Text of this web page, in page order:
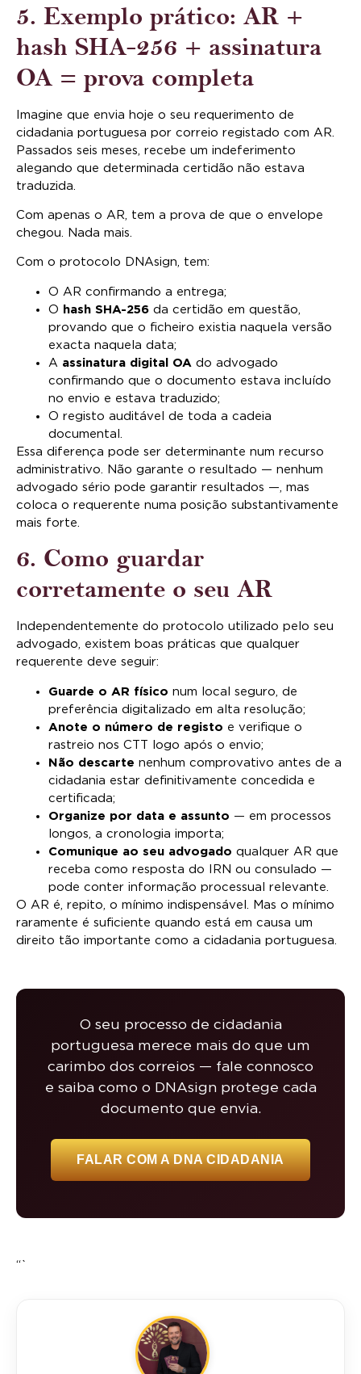
5. Exemplo prático: AR +
hash SHA-256 + assinatura
OA = prova completa
Imagine que envia hoje o seu requerimento de
cidadania portuguesa por correio registado com AR.
Passados seis meses, recebe um indeferimento
alegando que determinada certidão não estava
traduzida.
Com apenas o AR, tem a prova de que o envelope
chegou. Nada mais.
Com o protocolo DNAsign, tem:
O AR confirmando a entrega;
O hash SHA-256 da certidão em questão,
provando que o ficheiro existia naquela versão
exacta naquela data;
A assinatura digital OA do advogado
confirmando que o documento estava incluído
no envio e estava traduzido;
O registo auditável de toda a cadeia
documental.
Essa diferença pode ser determinante num recurso
administrativo. Não garante o resultado — nenhum
advogado sério pode garantir resultados —, mas
coloca o requerente numa posição substantivamente
mais forte.
6. Como guardar
corretamente o seu AR
Independentemente do protocolo utilizado pelo seu
advogado, existem boas práticas que qualquer
requerente deve seguir:
Guarde o AR físico num local seguro, de
preferência digitalizado em alta resolução;
Anote o número de registo e verifique o
rastreio nos CTT logo após o envio;
Não descarte nenhum comprovativo antes de a
cidadania estar definitivamente concedida e
certificada;
Organize por data e assunto — em processos
longos, a cronologia importa;
Comunique ao seu advogado qualquer AR que
receba como resposta do IRN ou consulado —
pode conter informação processual relevante.
O AR é, repito, o mínimo indispensável. Mas o mínimo
raramente é suficiente quando está em causa um
direito tão importante como a cidadania portuguesa.
O seu processo de cidadania
portuguesa merece mais do que um
carimbo dos correios — fale connosco
e saiba como o DNAsign protege cada
documento que envia.
FALAR COM A DNA CIDADANIA
“`